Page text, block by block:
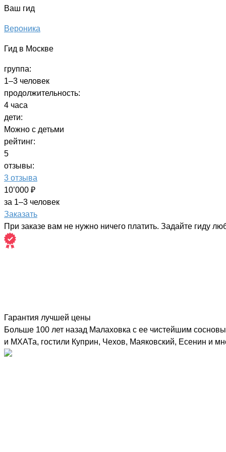
Ваш гид
Вероника
Гид в Москве
группа:
1–3 человек
продолжительность:
4 часа
дети:
Можно с детьми
рейтинг:
5
отзывы:
3 отзыва
10’000 ₽
за 1–3 человек
Заказать
При заказе вам не нужно ничего платить. Задайте гиду
Гарантия лучшей цены
Больше 100 лет назад Малаховка с ее чистейшим
и МХАТа, гостили Куприн, Чехов, Маяковский, Есенин и